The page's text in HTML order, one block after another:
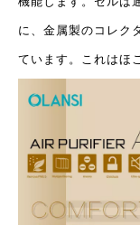
に、金属製のコレク
ています。これはほ